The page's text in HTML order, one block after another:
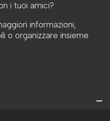
i tuoi amici?
informazioni,
o organizzare insieme